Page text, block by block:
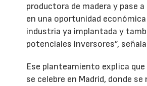
productora de madera y pase
en una oportunidad económica
industria ya implantada y
potenciales inversores”,
Ese planteamiento explica
se celebre en Madrid, donde se